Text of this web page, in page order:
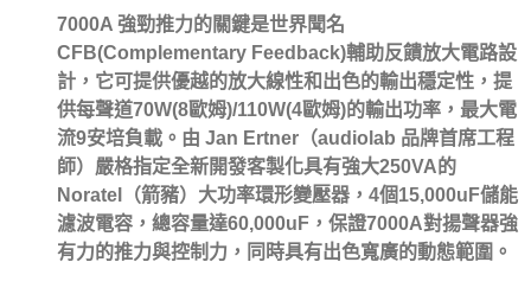
7000A 強勁推力的關鍵是世界聞名
CFB(Complementary Feedback)輔助反饋放大電路設
計，它可提供優越的放大線性和出色的輸出穩定性，提
供每聲道70W(8歐姆)/110W(4歐姆)的輸出功率，最大電
流9安培負載。由 Jan Ertner（audiolab 品牌首席工程
師）嚴格指定全新開發客製化具有強大250VA的
Noratel（箭豬）大功率環形變壓器，4個15,000uF儲能
濾波電容，總容量達60,000uF，保證7000A對揚聲器強
有力的推力與控制力，同時具有出色寬廣的動態範圍。